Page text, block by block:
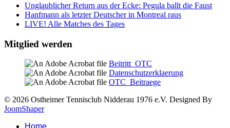
Unglaublicher Return aus der Ecke: Pegula ballt die Faust
Hanfmann als letzter Deutscher in Montreal raus
LIVE! Alle Matches des Tages
Mitglied werden
Beitritt_OTC
Datenschutzerklaerung
OTC_Beitraege
© 2026 Ostheimer Tennisclub Nidderau 1976 e.V. Designed By
JoomShaper